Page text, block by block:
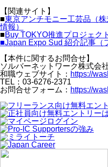
【関連サイト】
■東京アンチモニー工芸品（
情報）
■Buy TOKYO推進プロジェクト
■Japan Expo Sud 紹介記事（
【本件に関するお問合せ】
ソルバーネットワーク株式会
和職ウェブサイト： https://
TEL：03-6276-2371
お問合せフォーム： https://